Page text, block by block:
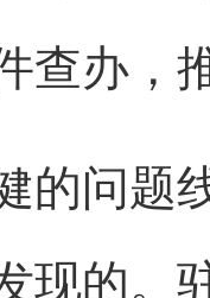
查办，
问题线
现的。